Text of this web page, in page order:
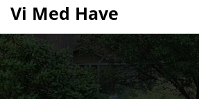
content
Vi Med Have